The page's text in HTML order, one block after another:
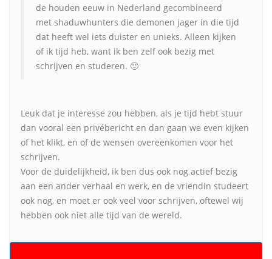
de houden eeuw in Nederland gecombineerd
met shaduwhunters die demonen jager in die tijd
dat heeft wel iets duister en unieks. Alleen kijken
of ik tijd heb, want ik ben zelf ook bezig met
schrijven en studeren. 🙂
Leuk dat je interesse zou hebben, als je tijd hebt stuur
dan vooral een privébericht en dan gaan we even kijken
of het klikt, en of de wensen overeenkomen voor het
schrijven.
Voor de duidelijkheid, ik ben dus ook nog actief bezig
aan een ander verhaal en werk, en de vriendin studeert
ook nog, en moet er ook veel voor schrijven, oftewel wij
hebben ook niet alle tijd van de wereld.